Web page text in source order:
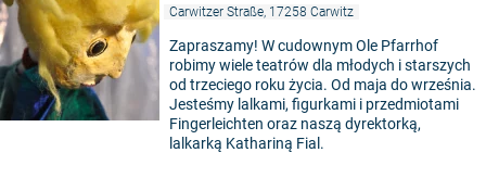
Carwitzer Straße, 17258 Carwitz
Zapraszamy! W cudownym Ole Pfarrhof
robimy wiele teatrów dla młodych i starszych
od trzeciego roku życia. Od maja do września.
Jesteśmy lalkami, figurkami i przedmiotami
Fingerleichten oraz naszą dyrektorką,
lalkarką Kathariną Fial.